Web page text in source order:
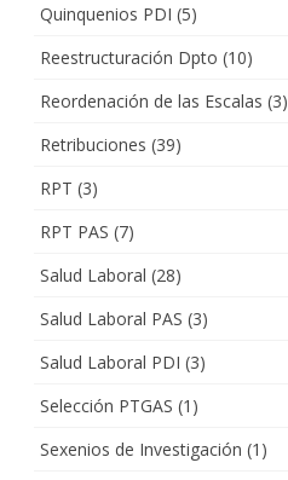
Quinquenios PDI (5)
Reestructuración Dpto (10)
Reordenación de las Escalas (3)
Retribuciones (39)
RPT (3)
RPT PAS (7)
Salud Laboral (28)
Salud Laboral PAS (3)
Salud Laboral PDI (3)
Selección PTGAS (1)
Sexenios de Investigación (1)